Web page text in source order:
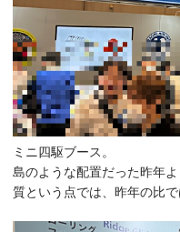
ミニ四駆ブース。
島のような配置だった昨年
質という点では、昨年の比で